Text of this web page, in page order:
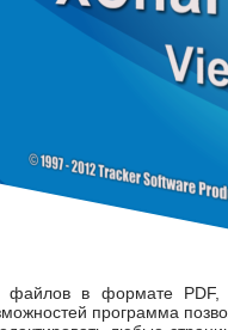
в формате PDF,
программа